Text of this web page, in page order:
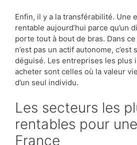
Enfin, il y a la transférabilité. Une
rentable aujourd’hui parce qu’un
porte tout à bout de bras. Dans ce
n’est pas un actif autonome,
déguisé. Les entreprises les plus
acheter sont celles où la valeur
d’un seul individu.
Les secteurs les plus
rentables pour
France